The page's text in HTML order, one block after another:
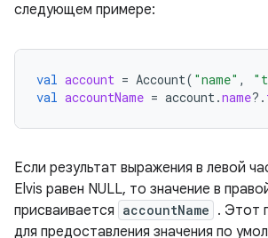
следующем примере:
val account = Account( "name" ,
val accountName = account.name?.
Если результат выражения в левой
Elvis равен NULL, то значение в
присваивается accountName . Этот
для предоставления значения по